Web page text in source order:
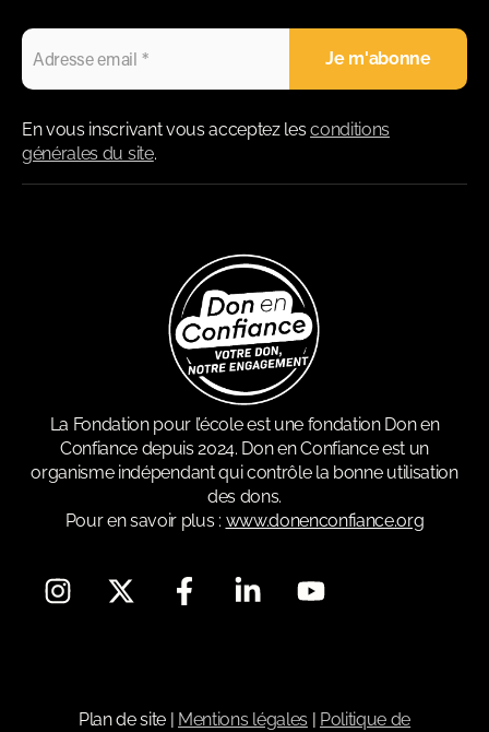
En vous inscrivant vous acceptez lesconditions
générales du site.
La Fondation pour l’école est une fondation Don en
Confiance depuis 2024. Don en Confiance est un
organisme indépendant qui contrôle la bonne utilisation
des dons.
Pour en savoir plus : www.donenconfiance.org
Plan de site | Mentions légales | Politique de